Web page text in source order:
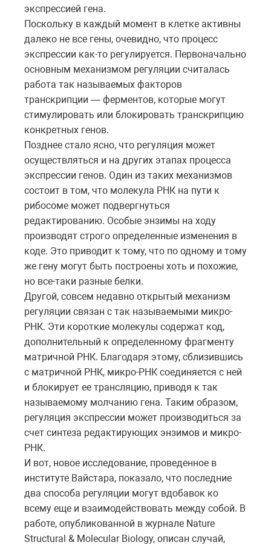
экспрессией гена.
Поскольку в каждый момент в клетке активны
далеко не все гены, очевидно, что процесс
экспрессии как-то регулируется. Первоначально
основным механизмом регуляции считалась
работа так называемых факторов
транскрипции — ферментов, которые могут
стимулировать или блокировать транскрипцию
конкретных генов.
Позднее стало ясно, что регуляция может
осуществляться и на других этапах процесса
экспрессии генов. Один из таких механизмов
состоит в том, что молекула РНК на пути к
рибосоме может подвергнуться
редактированию. Особые энзимы на ходу
производят строго определенные изменения в
коде. Это приводит к тому, что по одному и тому
же гену могут быть построены хоть и похожие,
но все-таки разные белки.
Другой, совсем недавно открытый механизм
регуляции связан с так называемыми микро-
РНК. Эти короткие молекулы содержат код,
дополнительный к определенному фрагменту
матричной РНК. Благодаря этому, сблизившись
с матричной РНК, микро-РНК соединяется с ней
и блокирует ее трансляцию, приводя к так
называемому молчанию гена. Таким образом,
регуляция экспрессии может производиться за
счет синтеза редактирующих энзимов и микро-
РНК.
И вот, новое исследование, проведенное в
институте Вайстара, показало, что последние
два способа регуляции могут вдобавок ко
всему еще и взаимодействовать между собой. В
работе, опубликованной в журнале Nature
Structural & Molecular Biology, описан случай,